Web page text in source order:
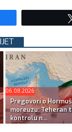
06.08.2026
Pregovori o
moreuzu: Teheran
kontrolu n...